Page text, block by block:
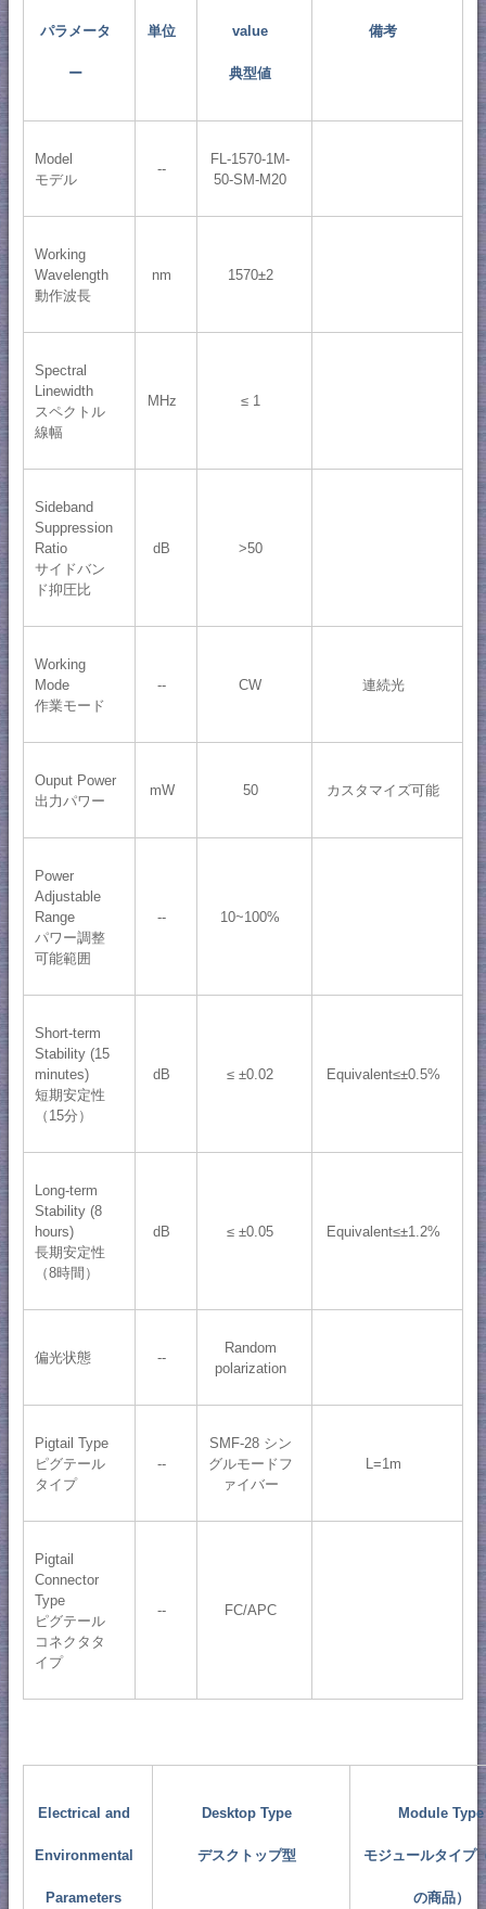
パラメータ
ー
単位 value
典型値
備考
Model
モデル
--
FL-1570-1M-
50-SM-M20
Working
Wavelength
動作波長
nm 1570±2
Spectral
Linewidth
スペクトル
線幅
MHz ≤ 1
Sideband
Suppression
Ratio
サイドバン
ド抑圧比
dB >50
Working
Mode
作業モード
-- CW 連続光
Ouput Power
出力パワー
mW 50 カスタマイズ可能
Power
Adjustable
Range
パワー調整
可能範囲
-- 10~100%
Short-term
Stability (15
minutes)
短期安定性
（15分）
dB ≤ ±0.02 Equivalent≤±0.5%
Long-term
Stability (8
hours)
長期安定性
（8時間）
dB ≤ ±0.05 Equivalent≤±1.2%
偏光状態 --
Random
polarization
Pigtail Type
ピグテール
タイプ
--
SMF-28 シン
グルモードフ
ァイバー
L=1m
Pigtail
Connector
Type
ピグテール
コネクタタ
イプ
-- FC/APC
Electrical and
Environmental
Parameters
Desktop Type
デスクトップ型
Module Type
モジュールタイプ
の商品）